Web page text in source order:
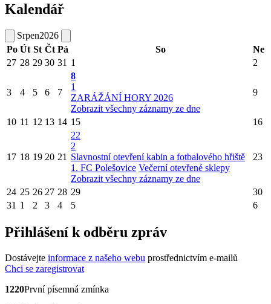
Kalendář
Srpen2026
Po Út St Čt Pá So
Ne
27 28 29 30 31 1 2
3 4 5 6 7
8
1
ZARÁŽÁNÍ HORY 2026
Zobrazit všechny záznamy ze dne
9
10 11 12 13 14 15 16
17 18 19 20 21
22
2
Slavnostní otevření kabin a fotbalového hřiště
1. FC Polešovice Večerní otevřené sklepy
Zobrazit všechny záznamy ze dne
23
24 25 26 27 28 29
30
31 1 2 3 4 5 6
Přihlášení k odběru zpráv
Dostávejte informace z našeho webu prostřednictvím e-mailů
Chci se zaregistrovat
1220První písemná zmínka